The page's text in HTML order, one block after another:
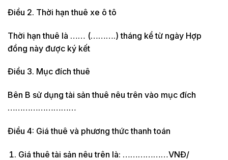
Điều 2. Thời hạn thuê xe ô tô
Thời hạn thuê là …… (……….) tháng kể từ ngày Hợp
đồng này được ký kết
Điều 3. Mục đích thuê
Bên B sử dụng tài sản thuê nêu trên vào mục đích
………………………
Điều 4: Giá thuê và phương thức thanh toán
Giá thuê tài sản nêu trên là: ………………VNĐ/